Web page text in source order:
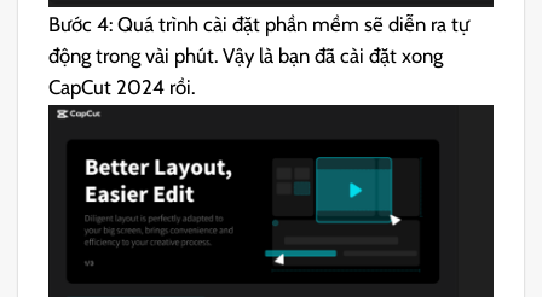
Bước 4: Quá trình cài đặt phần mềm sẽ diễn ra tự
động trong vài phút. Vậy là bạn đã cài đặt xong
CapCut 2024 rồi.